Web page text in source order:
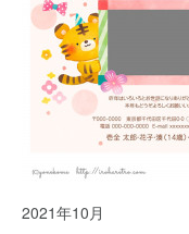
2021年10月